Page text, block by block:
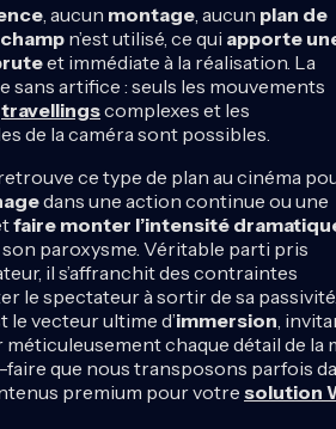
, aucun montage , aucun plan de
n’est utilisé, ce qui apporte
et immédiate à la réalisation. La
sans artifice : seuls les mouvements
travellingscomplexes et les
de la caméra sont possibles.
ce type de plan au cinéma
dans une action continue ou une
faire monter l’intensité
son paroxysme. Véritable parti pris
il s’affranchit des contraintes
le spectateur à sortir de sa
vecteur ultime d’immersion ,
méticuleusement chaque détail de la
faire que nous transposons parfois
premium pour votre solution